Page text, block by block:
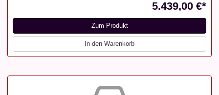
5.439,00 €*
Zum Produkt
In den Warenkorb